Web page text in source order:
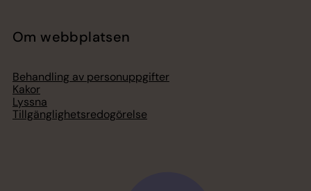
Om webbplatsen
Behandling av personuppgifter
Kakor
Lyssna
Tillgänglighetsredogörelse